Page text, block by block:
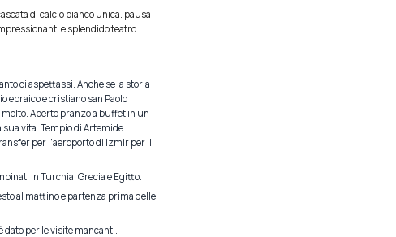
di calcio bianco unica. pausa
e splendido teatro.
ci aspettassi. Anche se la storia
ebraico e cristiano san Paolo
Aperto pranzo a buffet in un
vita. Tempio di Artemide
per l'aeroporto di Izmir per il
in Turchia, Grecia e Egitto.
al mattino e partenza prima delle
per le visite mancanti.